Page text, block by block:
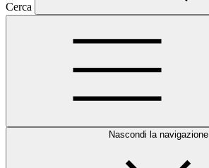
Cerca
Nascondi la navigazione